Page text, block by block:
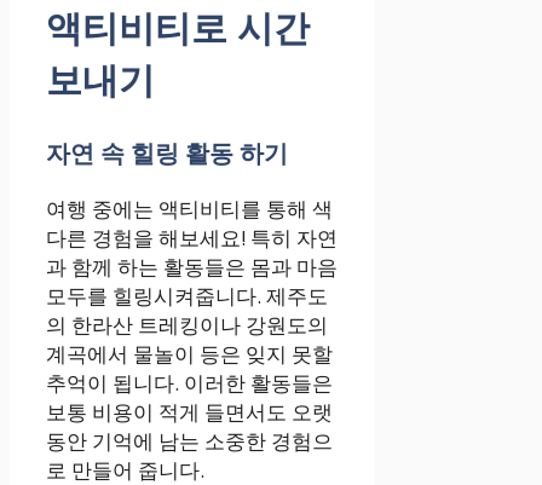
액티비티로 시간
보내기
자연 속 힐링 활동 하기
여행 중에는 액티비티를 통해 색
다른 경험을 해보세요! 특히 자연
과 함께 하는 활동들은 몸과 마음
모두를 힐링시켜줍니다. 제주도
의 한라산 트레킹이나 강원도의
계곡에서 물놀이 등은 잊지 못할
추억이 됩니다. 이러한 활동들은
보통 비용이 적게 들면서도 오랫
동안 기억에 남는 소중한 경험으
로 만들어 줍니다.